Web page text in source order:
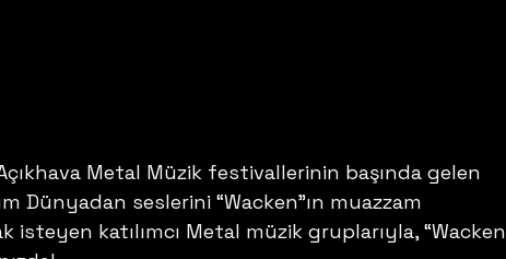
Metal Müzik festivallerinin başında gelen
Dünyadan seslerini “Wacken”ın muazzam
isteyen katılımcı Metal müzik gruplarıyla, “Wacken